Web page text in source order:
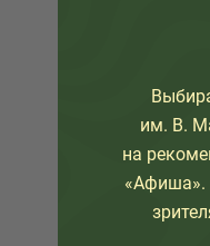
зрителям
им. В.
на
«Афиша».